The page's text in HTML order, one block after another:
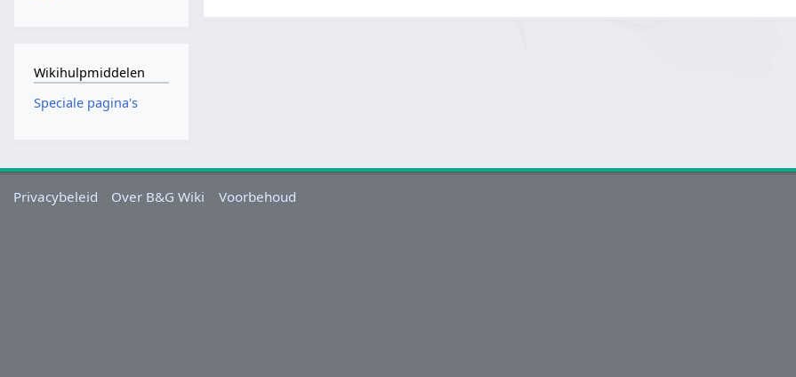
Wikihulpmiddelen
Speciale pagina's
Privacybeleid Over B&G Wiki Voorbehoud